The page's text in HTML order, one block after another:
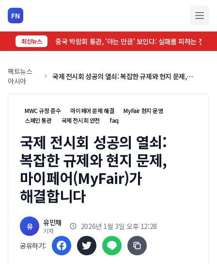
FN 메인
최신뉴스 중국 박람회 통관, '아는 만큼' 보인다: 실패를 피하는 전시
팩트뉴스
아시아
국제 전시회 성공의 열쇠: 복잡한 규제와 현지 문제,
MWC 규정 준수 마이페어 문제 해결
MyFair 현지 운영
스페인 통관
국제 전시회 안전 faq
국제 전시회 성공의 열쇠:
복잡한 규제와 현지 문제,
마이페어(MyFair)가
해결합니다
유 유민채
기자
2026년 1월 3일 오후 12:28
공유하기: